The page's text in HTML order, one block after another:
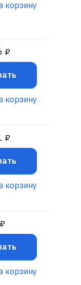
корзину
₽
корзину
₽
корзину
корзину